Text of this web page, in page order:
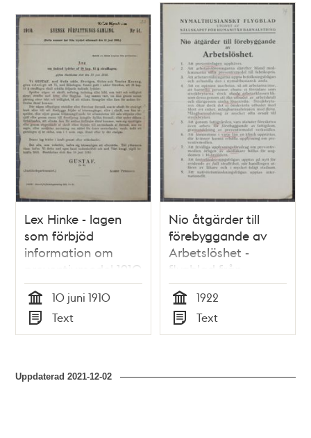
Lex Hinke - lagen
som förbjöd
information om
preventivmedel 1910
Tid
10 juni 1910
Typ
Text
Nio åtgärder till
förebyggande av
Arbetslöshet -
flygblad från
Sällskapet för
Humanitär
Barnalstring 1922
Tid
1922
Typ
Text
Uppdaterad2021-12-02